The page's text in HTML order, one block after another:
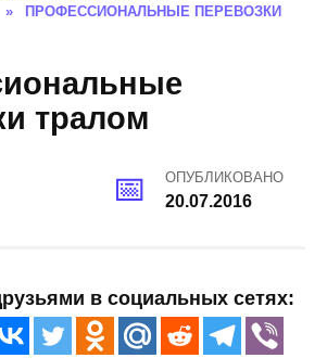
»
ПРОФЕССИОНАЛЬНЫЕ ПЕРЕВОЗКИ
тралом
ОПУБЛИКОВАНО
20.07.2016
в социальных сетях: